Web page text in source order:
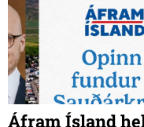
Áfram Ísland